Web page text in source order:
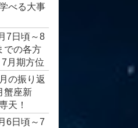
入り口
べる大事
7日頃～8
での各方
月期方位
の振り返
蟹座新
天！
6日頃～7